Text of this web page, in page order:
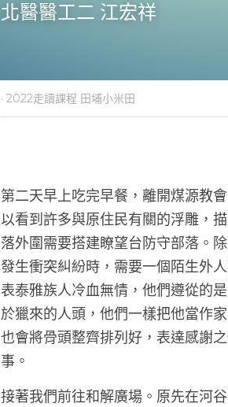
北醫醫工二 江宏祥
2023年1月8日·2022走讀課程 田埔小米田
第二天早上吃完早餐，離開煤源教
以看到許多與原住民有關的浮雕，
落外圍需要搭建瞭望台防守部落。
發生衝突糾紛時，需要一個陌生外
表泰雅族人冷血無情，他們遵從的
於獵來的人頭，他們一樣把他當作
也會將骨頭整齊排列好，表達感謝
事。
接著我們前往和解廣場。原先在河